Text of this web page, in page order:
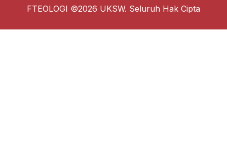
FTEOLOGI ©2026 UKSW. Seluruh Hak Cipta